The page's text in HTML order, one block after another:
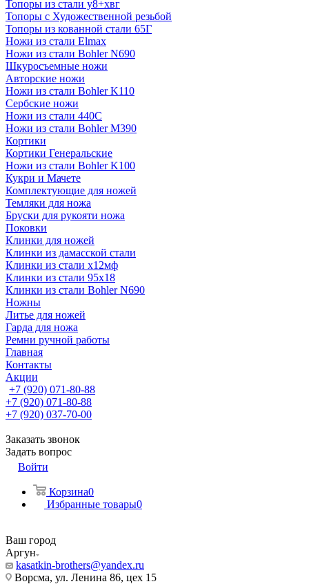
Топоры из стали у8+хвг
Топоры с Художественной резьбой
Топоры из кованной стали 65Г
Ножи из стали Elmax
Ножи из стали Bohler N690
Шкуросъемные ножи
Авторские ножи
Ножи из стали Bohler K110
Сербские ножи
Ножи из стали 440С
Ножи из стали Bohler M390
Кортики
Кортики Генеральские
Ножи из стали Bohler K100
Кукри и Мачете
Комплектующие для ножей
Темляки для ножа
Бруски для рукояти ножа
Поковки
Клинки для ножей
Клинки из дамасской стали
Клинки из стали х12мф
Клинки из стали 95х18
Клинки из стали Bohler N690
Ножны
Литье для ножей
Гарда для ножа
Ремни ручной работы
Главная
Контакты
Акции
+7 (920) 071-80-88
+7 (920) 071-80-88
+7 (920) 037-70-00
Заказать звонок
Задать вопрос
Войти
Корзина0
Избранные товары0
Ваш город
Аргун
kasatkin-brothers@yandex.ru
Ворсма, ул. Ленина 86, цех 15